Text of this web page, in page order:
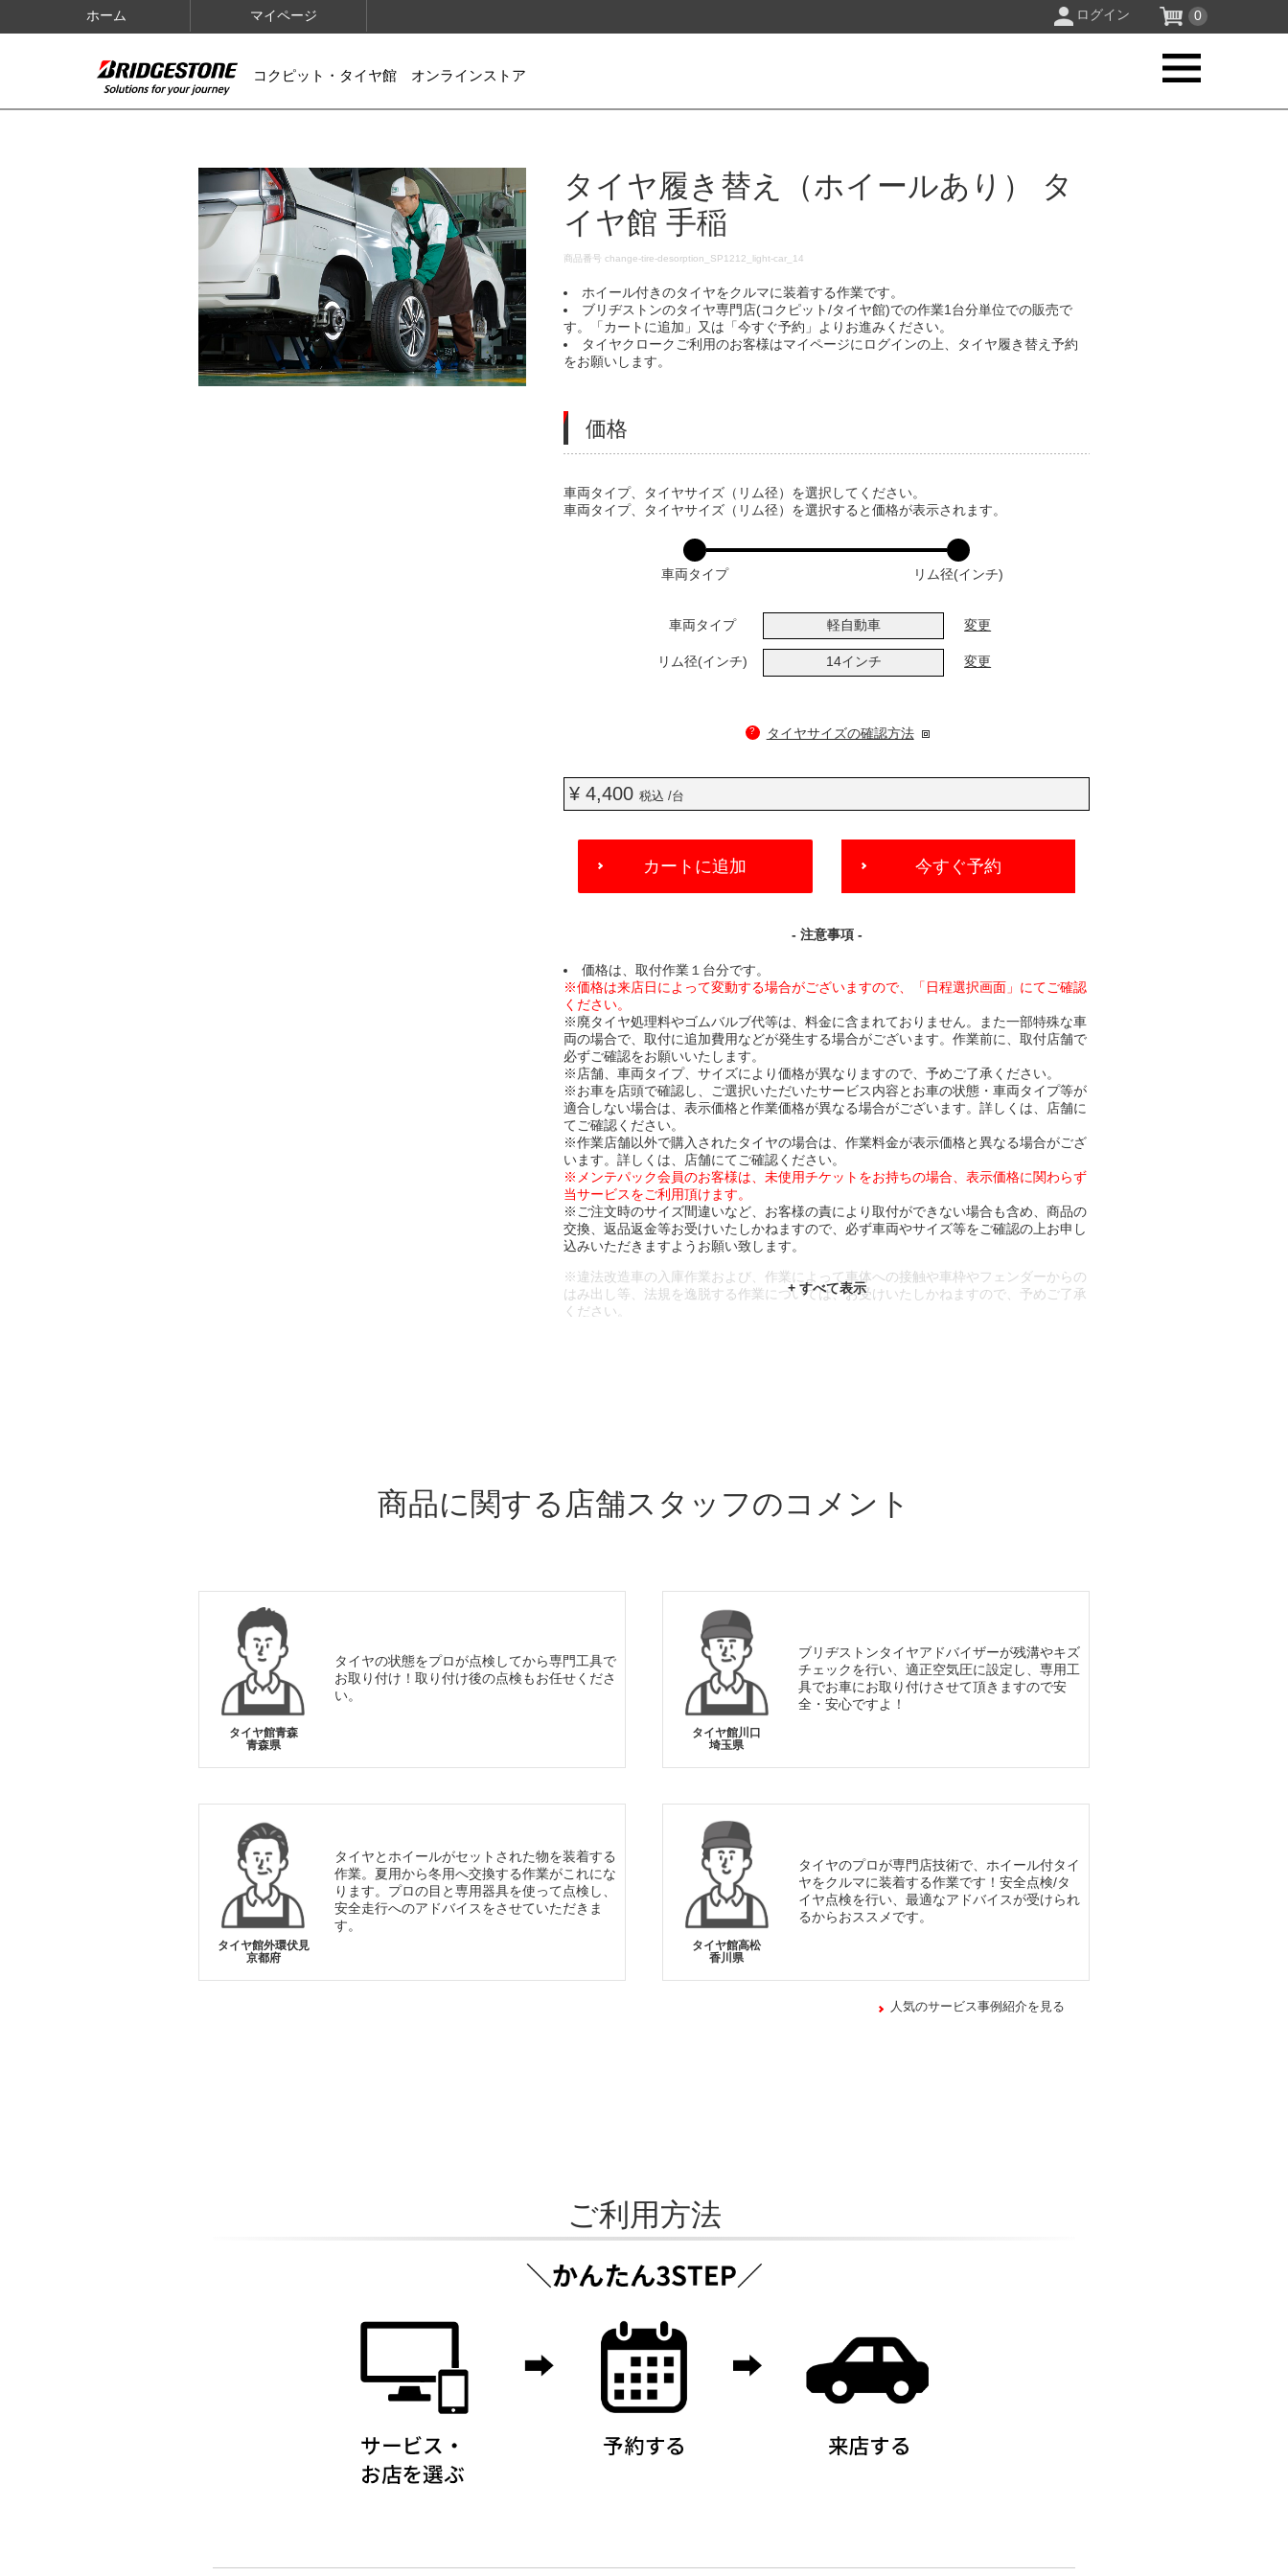
ホーム マイページ ログイン 0
コクピット・タイヤ館 オンラインストア
IMAGES
タイヤ履き替え（ホイールあり） タ
イヤ館 手稲
DETAILS
商品番号change-tire-desorption_SP1212_light-car_14
ホイール付きのタイヤをクルマに装着する作業です。
ブリヂストンのタイヤ専門店(コクピット/タイヤ館)での作業1台分単位での販売で
す。「カートに追加」又は「今すぐ予約」よりお進みください。
タイヤクロークご利用のお客様はマイページにログインの上、タイヤ履き替え予約
をお願いします。
価格
VARIATIONS
車両タイプ、タイヤサイズ（リム径）を選択してください。
車両タイプ、タイヤサイズ（リム径）を選択すると価格が表示されます。
車両タイプ リム径(インチ)
車両タイプ 軽自動車 変更
リム径(インチ) 14インチ 変更
? タイヤサイズの確認方法
¥ 4,400税込 /台
ADD
CART
カートに追加 今すぐ予約
- 注意事項 -
価格は、取付作業１台分です。
※価格は来店日によって変動する場合がございますので、「日程選択画面」にてご確認
ください。
※廃タイヤ処理料やゴムバルブ代等は、料金に含まれておりません。また一部特殊な車
両の場合で、取付に追加費用などが発生する場合がございます。作業前に、取付店舗で
必ずご確認をお願いいたします。
※店舗、車両タイプ、サイズにより価格が異なりますので、予めご了承ください。
※お車を店頭で確認し、ご選択いただいたサービス内容とお車の状態・車両タイプ等が
適合しない場合は、表示価格と作業価格が異なる場合がございます。詳しくは、店舗に
てご確認ください。
※作業店舗以外で購入されたタイヤの場合は、作業料金が表示価格と異なる場合がござ
います。詳しくは、店舗にてご確認ください。
※メンテパック会員のお客様は、未使用チケットをお持ちの場合、表示価格に関わらず
当サービスをご利用頂けます。
※ご注文時のサイズ間違いなど、お客様の責により取付ができない場合も含め、商品の
交換、返品返金等お受けいたしかねますので、必ず車両やサイズ等をご確認の上お申し
込みいただきますようお願い致します。
※違法改造車の入庫作業および、作業によって車体への接触や車枠やフェンダーからの
はみ出し等、法規を逸脱する作業については、お受けいたしかねますので、予めご了承
ください。
商品に関する店舗スタッフのコメント
タイヤ館青森
青森県
タイヤの状態をプロが点検してから専門工具で
お取り付け！取り付け後の点検もお任せくださ
い。
タイヤ館川口
埼玉県
ブリヂストンタイヤアドバイザーが残溝やキズ
チェックを行い、適正空気圧に設定し、専用工
具でお車にお取り付けさせて頂きますので安
全・安心ですよ！
タイヤ館外環伏見
京都府
タイヤとホイールがセットされた物を装着する
作業。夏用から冬用へ交換する作業がこれにな
ります。プロの目と専用器具を使って点検し、
安全走行へのアドバイスをさせていただきま
す。
タイヤ館高松
香川県
タイヤのプロが専門店技術で、ホイール付タイ
ヤをクルマに装着する作業です！安全点検/タ
イヤ点検を行い、最適なアドバイスが受けられ
るからおススメです。
人気のサービス事例紹介を見る
ご利用方法